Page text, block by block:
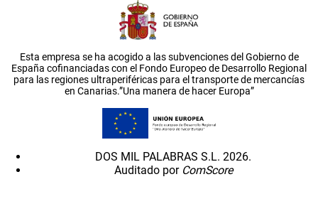
Esta empresa se ha acogido a las subvenciones del Gobierno de
España cofinanciadas con el Fondo Europeo de Desarrollo Regional
para las regiones ultraperiféricas para el transporte de mercancías
en Canarias.”Una manera de hacer Europa”
DOS MIL PALABRAS S.L. 2026.
Auditado por ComScore